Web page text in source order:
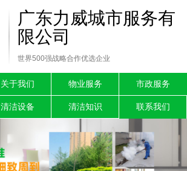
广东力威城市服务有
限公司
世界500强战略合作优选企业
关于我们 物业服务 市政服务
清洁设备 清洁知识 联系我们